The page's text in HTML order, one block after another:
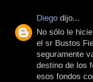
Diego dijo...
No sólo le
el sr Bustos
seguramente
destino de los
esos fondos